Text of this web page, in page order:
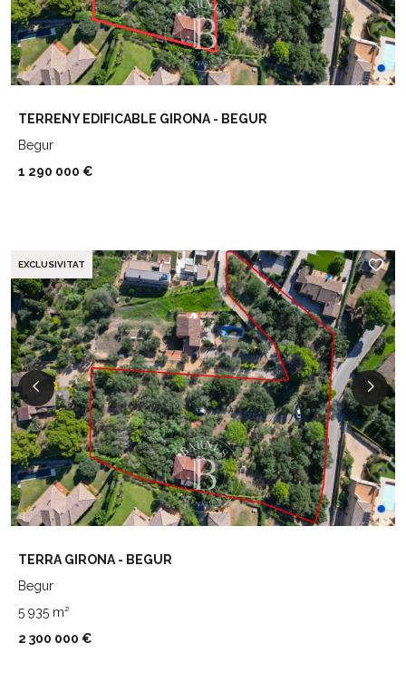
TERRENY EDIFICABLE GIRONA - BEGUR
Begur
1 290 000 €
EXCLUSIVITAT
TERRA GIRONA - BEGUR
Begur
5 935 m²
2 300 000 €